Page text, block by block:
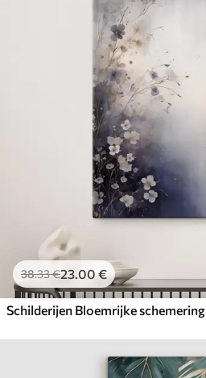
38.33€23.00 €
Schilderijen Bloemrijke schemering